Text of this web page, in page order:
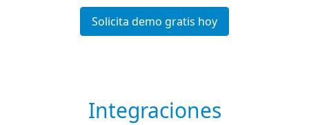
Solicita demo gratis hoy
Integraciones